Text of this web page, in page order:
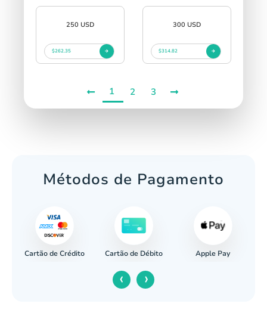
250 USD
$262.35
300 USD
$314.82
1 2 3
Métodos de Pagamento
Cartão de Crédito Cartão de Débito Apple Pay
‹ ›